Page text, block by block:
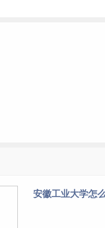
安徽工业大学怎